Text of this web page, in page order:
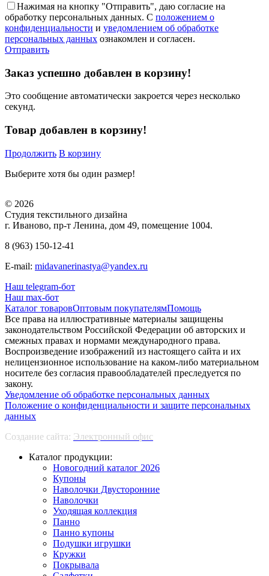
Нажимая на кнопку "Отправить", даю согласие на
обработку персональных данных. С положением о
конфиденциальности и уведомлением об обработке
персональных данных ознакомлен и согласен.
Отправить
Заказ успешно добавлен в корзину!
Это сообщение автоматически закроется через несколько
секунд.
Товар добавлен в корзину!
Продолжить В корзину
Выберите хотя бы один размер!
© 2026
Студия текстильного дизайна
г. Иваново, пр-т Ленина, дом 49, помещение 1004.
8 (963) 150-12-41
E-mail: midavanerinastya@yandex.ru
Наш telegram-бот
Наш max-бот
Каталог товаровОптовым покупателямПомощь
Все права на иллюстративные материалы защищены
законодательством Российской Федерации об авторских и
смежных правах и нормами международного права.
Воспроизведение изображений из настоящего сайта и их
нелицензионное использование на каком-либо материальном
носителе без согласия правообладателей преследуется по
закону.
Уведомление об обработке персональных данных
Положение о конфиденциальности и защите персональных
данных
Создание сайта: Электронный офис
Каталог продукции:
Новогодний каталог 2026
Купоны
Наволочки Двусторонние
Наволочки
Уходящая коллекция
Панно
Панно купоны
Подушки игрушки
Кружки
Покрывала